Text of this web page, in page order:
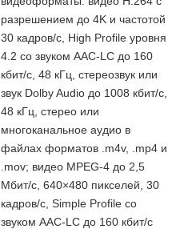
разрешением до 4K и частотой
30 кадров/с, High Profile уровня
4.2 со звуком AAC‑LC до 160
кбит/с, 48 кГц, стереозвук или
звук Dolby Audio до 1008 кбит/с,
48 кГц, стерео или
многоканальное аудио в
файлах форматов .m4v, .mp4 и
.mov; видео MPEG‑4 до 2,5
Мбит/с, 640×480 пикселей, 30
кадров/с, Simple Profile со
звуком AAC‑LC до 160 кбит/с